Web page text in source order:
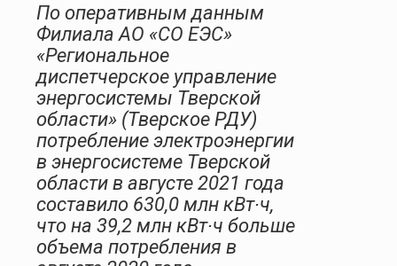
По оперативным данным
Филиала АО «СО ЕЭС»
«Региональное
диспетчерское управление
энергосистемы Тверской
области» (Тверское РДУ)
потребление электроэнергии
в энергосистеме Тверской
области в августе 2021 года
составило 630,0 млн кВт∙ч,
что на 39,2 млн кВт∙ч больше
объема потребления в